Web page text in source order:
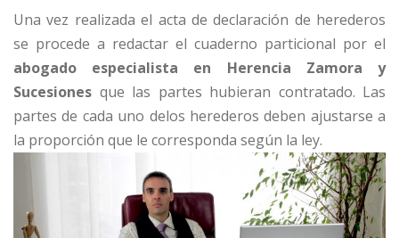
Una vez realizada el acta de declaración de herederos
se procede a redactar el cuaderno particional por el
abogado especialista en Herencia Zamora y
Sucesiones que las partes hubieran contratado. Las
partes de cada uno delos herederos deben ajustarse a
la proporción que le corresponda según la ley.